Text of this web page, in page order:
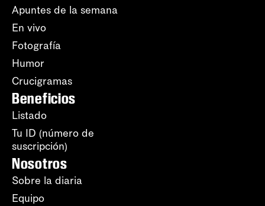
Apuntes de la semana
En vivo
Fotografía
Humor
Crucigramas
Beneficios
Listado
Tu ID (número de
suscripción)
Nosotros
Sobre la diaria
Equipo